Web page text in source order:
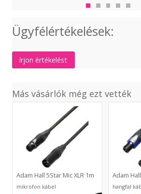
Delta
Ügyfélértékelések:
írjon értékelést
Más vásárlók még ezt vették
Adam Hall 5Star Mic XLR 1m
mikrofon kábel
Adam
hangfal